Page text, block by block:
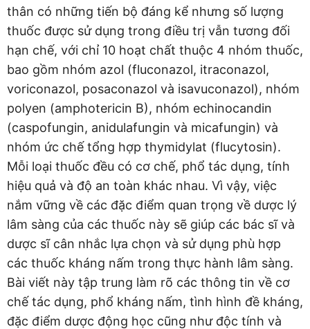
thân có những tiến bộ đáng kể nhưng số lượng
thuốc được sử dụng trong điều trị vẫn tương đối
hạn chế, với chỉ 10 hoạt chất thuộc 4 nhóm thuốc,
bao gồm nhóm azol (fluconazol, itraconazol,
voriconazol, posaconazol và isavuconazol), nhóm
polyen (amphotericin B), nhóm echinocandin
(caspofungin, anidulafungin và micafungin) và
nhóm ức chế tổng hợp thymidylat (flucytosin).
Mỗi loại thuốc đều có cơ chế, phổ tác dụng, tính
hiệu quả và độ an toàn khác nhau. Vì vậy, việc
nắm vững về các đặc điểm quan trọng về dược lý
lâm sàng của các thuốc này sẽ giúp các bác sĩ và
dược sĩ cân nhắc lựa chọn và sử dụng phù hợp
các thuốc kháng nấm trong thực hành lâm sàng.
Bài viết này tập trung làm rõ các thông tin về cơ
chế tác dụng, phổ kháng nấm, tình hình đề kháng,
đặc điểm dược động học cũng như độc tính và